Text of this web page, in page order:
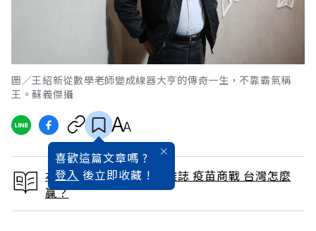
圖／王紹新從數學老師變成線器大亨的傳奇一生，不靠霸氣稱
王。蘇義傑攝
喜歡這篇文章嗎 ?
登入 後立即收藏 !
本文出自 2022 / 3月號雜誌 疫苗商戰 台灣怎麼
贏？